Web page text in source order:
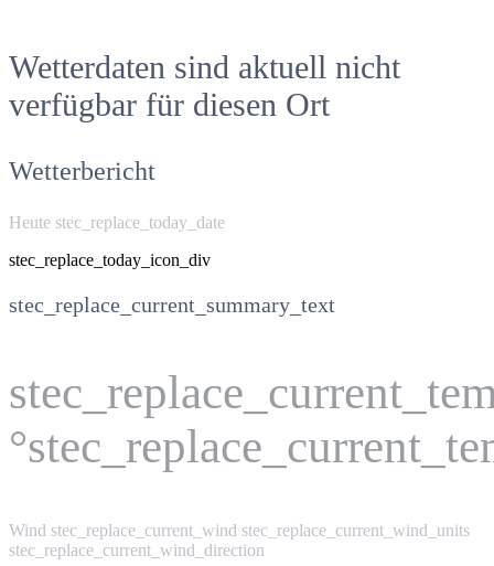
Wetterdaten sind aktuell nicht
verfügbar für diesen Ort
Wetterbericht
Heute stec_replace_today_date
stec_replace_today_icon_div
stec_replace_current_summary_text
Wind stec_replace_current_wind stec_replace_current_wind_units
stec_replace_current_wind_direction